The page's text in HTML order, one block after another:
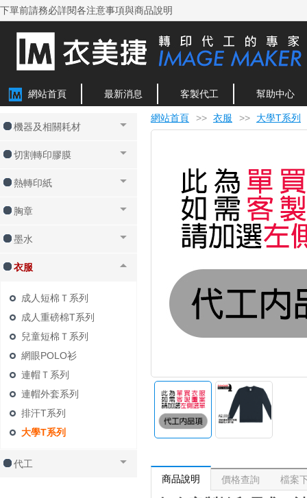
下單前請務必詳閱各注意事項與商品說明
網站首頁 最新消息 客製代工 幫助中心
機器及相關耗材
切割轉印膠膜
熱轉印紙
胸章
墨水
衣服
成人短棉Ｔ系列
成人重磅棉T系列
兒童短棉Ｔ系列
網眼POLO衫
連帽Ｔ系列
連帽外套系列
排汗T系列
大學T系列
代工
網站首頁 >> 衣服 >> 大學T系列
商品說明 價格查詢 檔案